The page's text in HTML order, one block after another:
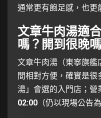
通常更有飽足感，也更
文章牛肉湯適
嗎？開到很晚
文章牛肉湯（東寧旗艦
間相對方便，確實是
湯」會選的入門店；營
02:00 （仍以現場公告